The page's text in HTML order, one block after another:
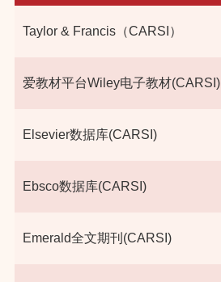
Taylor & Francis（CARSI）
爱教材平台Wiley电子教材(CARSI)
Elsevier数据库(CARSI)
Ebsco数据库(CARSI)
Emerald全文期刊(CARSI)